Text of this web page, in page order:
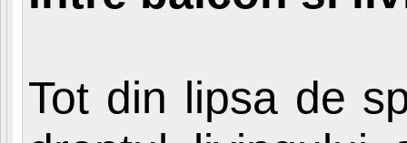
Tot din lipsa de